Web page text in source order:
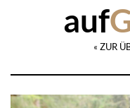
auf
« ZUR